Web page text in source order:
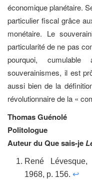
économique planétaire.
particulier fiscal grâce
monétaire. Le
particularité de ne pas
pourquoi,
souverainismes, il est
aussi bien de la
révolutionnaire de la «
Thomas Guénolé
Politologue
Auteur du Que sais-je
René Lévesque,
1968, p. 156. ↩